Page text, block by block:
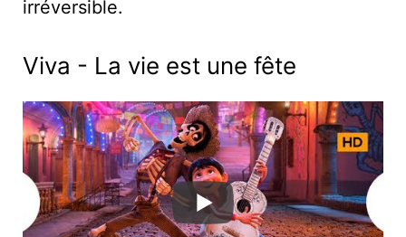
irréversible.
Viva - La vie est une fête